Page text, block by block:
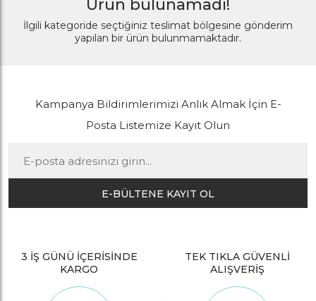
Ürün bulunamadı!
İlgili kategoride seçtiğiniz teslimat bölgesine gönderim
yapılan bir ürün bulunmamaktadır.
Kampanya Bildirimlerimizi Anlık Almak İçin E-
Posta Listemize Kayıt Olun
E-BÜLTENE KAYIT OL
3 İŞ GÜNÜ İÇERİSİNDE
KARGO
TEK TIKLA GÜVENLİ
ALIŞVERİŞ